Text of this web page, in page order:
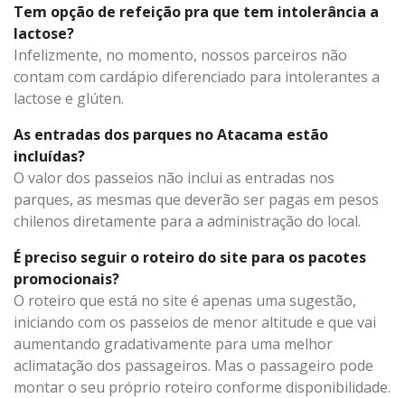
Tem opção de refeição pra que tem intolerância a
lactose?
Infelizmente, no momento, nossos parceiros não
contam com cardápio diferenciado para intolerantes a
lactose e glúten.
As entradas dos parques no Atacama estão
incluídas?
O valor dos passeios não inclui as entradas nos
parques, as mesmas que deverão ser pagas em pesos
chilenos diretamente para a administração do local.
É preciso seguir o roteiro do site para os pacotes
promocionais?
O roteiro que está no site é apenas uma sugestão,
iniciando com os passeios de menor altitude e que vai
aumentando gradativamente para uma melhor
aclimatação dos passageiros. Mas o passageiro pode
montar o seu próprio roteiro conforme disponibilidade.